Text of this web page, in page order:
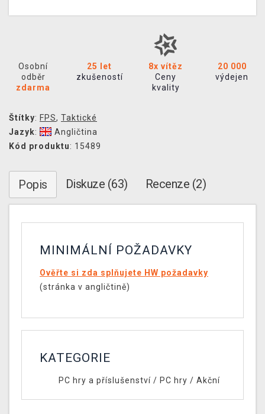
Osobní
odběr
zdarma
25 let
zkušeností
8x vítěz
Ceny
kvality
20 000
výdejen
Štítky: FPS, Taktické
Jazyk:
Angličtina
Kód produktu: 15489
Popis Diskuze (63) Recenze (2)
MINIMÁLNÍ POŽADAVKY
Ověřte si zda splňujete HW požadavky
(stránka v angličtině)
KATEGORIE
PC hry a příslušenství/ PC hry / Akční